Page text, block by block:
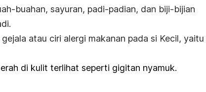
buahan, sayuran, padi-padian, dan biji-bijian
gejala atau ciri alergi makanan pada si Kecil, yaitu
di kulit terlihat seperti gigitan nyamuk.